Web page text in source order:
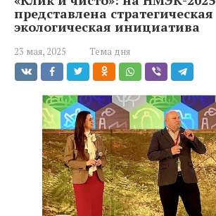
представлена стратегическая
экологическая инициатива
23 мая, 2025 Тема дня